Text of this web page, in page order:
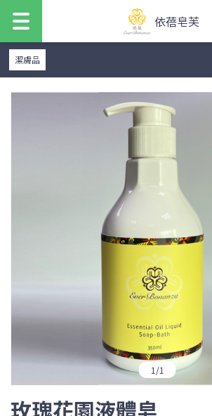
依蓓皂芙
潔膚品
1 /1
玫瑰花園液體皂